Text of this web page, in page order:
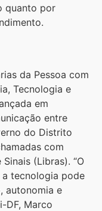
quanto por
da Pessoa com
Tecnologia e
em
entre
do Distrito
com
(Libras). “O
a tecnologia pode
autonomia e
DF, Marco